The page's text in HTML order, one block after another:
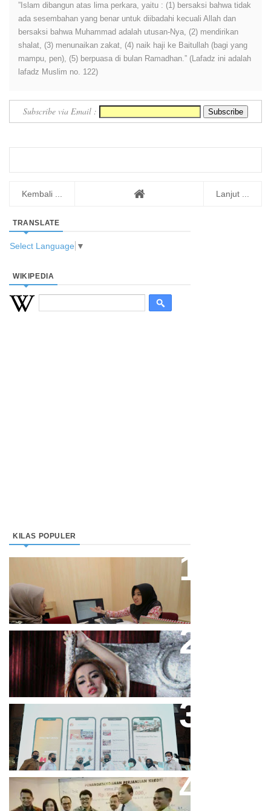
”Islam dibangun atas lima perkara, yaitu : (1) bersaksi bahwa tidak
ada sesembahan yang benar untuk diibadahi kecuali Allah dan
bersaksi bahwa Muhammad adalah utusan-Nya, (2) mendirikan
shalat, (3) menunaikan zakat, (4) naik haji ke Baitullah (bagi yang
mampu, pen), (5) berpuasa di bulan Ramadhan.” (Lafadz ini adalah
lafadz Muslim no. 122)
Subscribe via Email :
Kembali ... Lanjut ...
TRANSLATE
Select Language ▼
WIKIPEDIA
KILAS POPULER
Keuangan Syariah Di Indonesia
Meningkat
Cupi Cupita Luncurkan Single
“Yo Uwis”
Bandung Great Sale 2020 Go
Online Resmi Dimulai
Bank Bjb Fasilitasi Kredit Modal
Kerja Konstruksi PT Adhi Karya